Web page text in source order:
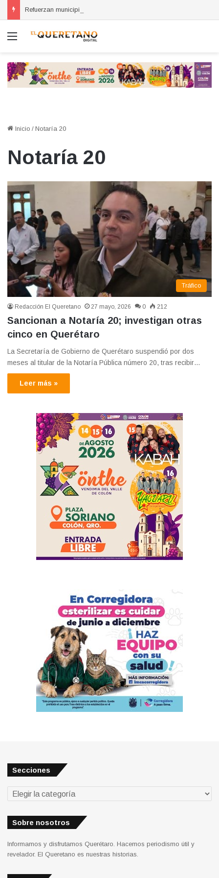
Menú
Inicio / Notaría 20
Notaría 20
Tráfico
Redacción El Queretano 27 mayo, 2026 0 212
Sancionan a Notaría 20; investigan otras
cinco en Querétaro
La Secretaría de Gobierno de Querétaro suspendió por dos
meses al titular de la Notaría Pública número 20, tras recibir…
Leer más »
Secciones
Secciones
Sobre nosotros
Informamos y disfrutamos Querétaro. Hacemos periodismo útil y
revelador. El Queretano es nuestras historias.